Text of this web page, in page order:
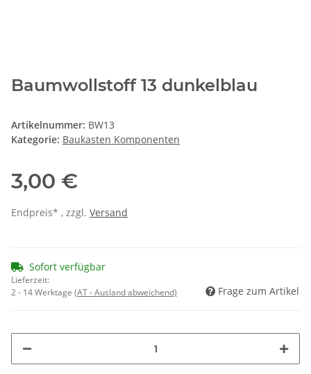
Baumwollstoff 13 dunkelblau
Artikelnummer: BW13
Kategorie: Baukasten Komponenten
3,00 €
Endpreis* , zzgl. Versand
Sofort verfügbar
Lieferzeit:
2 - 14 Werktage (AT - Ausland abweichend) Frage zum Artikel